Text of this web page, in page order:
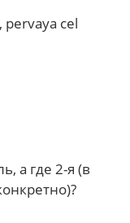
pervaya cel
а где 2-я (в